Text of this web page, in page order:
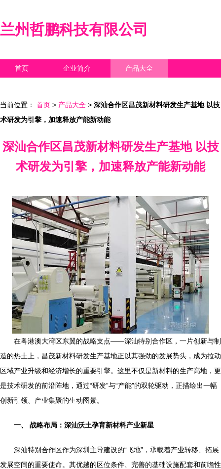
兰州哲鹏科技有限公司
首页 企业简介 产品大全
当前位置： 首页 > 产品大全 > 深汕合作区昌茂新材料研发生产基地 以技
术研发为引擎，加速释放产能新动能
深汕合作区昌茂新材料研发生产基地 以技
术研发为引擎，加速释放产能新动能
在粤港澳大湾区东翼的战略支点——深汕特别合作区，一片创新与制
造的热土上，昌茂新材料研发生产基地正以其强劲的发展势头，成为拉动
区域产业升级和经济增长的重要引擎。这里不仅是新材料的生产高地，更
是技术研发的前沿阵地，通过“研发”与“产能”的双轮驱动，正描绘出一幅
创新引领、产业集聚的生动图景。
一、 战略布局：深汕沃土孕育新材料产业新星
深汕特别合作区作为深圳主导建设的“飞地”，承载着产业转移、拓展
发展空间的重要使命。其优越的区位条件、完善的基础设施配套和前瞻性